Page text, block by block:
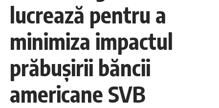
lucrează pentru a
minimiza impactul
prăbuşirii băncii
americane SVB